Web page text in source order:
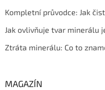
Kompletní průvodce: Jak
Jak ovlivňuje tvar minerálu
Ztráta minerálu: Co to
MAGAZÍN